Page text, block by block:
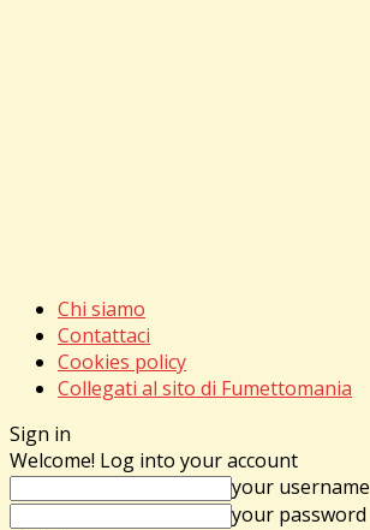
Chi siamo
Contattaci
Cookies policy
Collegati al sito di Fumettomania
Sign in
Welcome! Log into your account
your username
your password